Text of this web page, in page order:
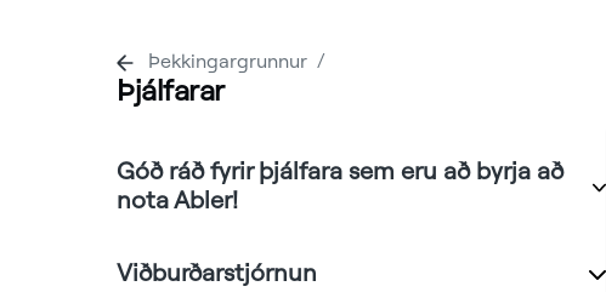
Þekkingargrunnur
Þjálfarar
Góð ráð fyrir þjálfara sem eru að byrja að
nota Abler!
Viðburðarstjórnun